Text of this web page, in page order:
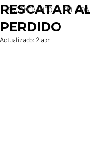
ENCONTRANDO LA
RESCATAR
PERDIDO
Actualizado: 2 abr